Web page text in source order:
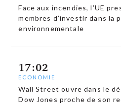
Face aux incendies, l’UE
membres d’investir dans la
environnementale
17:02
ECONOMIE
Wall Street ouvre dans le
Dow Jones proche de son